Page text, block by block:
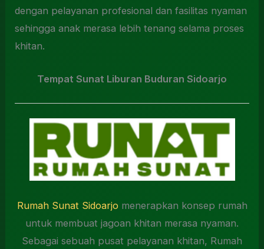
dengan pelayanan profesional dan fasilitas nyaman
sehingga anak merasa lebih tenang selama proses
khitan.
Tempat Sunat Liburan Buduran Sidoarjo
Rumah Sunat Sidoarjomenerapkan konsep rumah
untuk membuat jagoan khitan merasa nyaman.
Sebagai sebuah pusat pelayanan khitan, Rumah